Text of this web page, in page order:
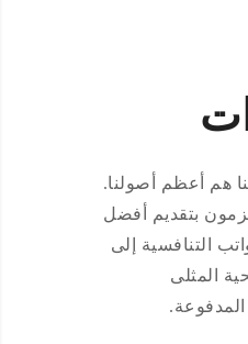
هم أعظم أصولنا.
بتقديم أفضل
التنافسية إلى
المثلى